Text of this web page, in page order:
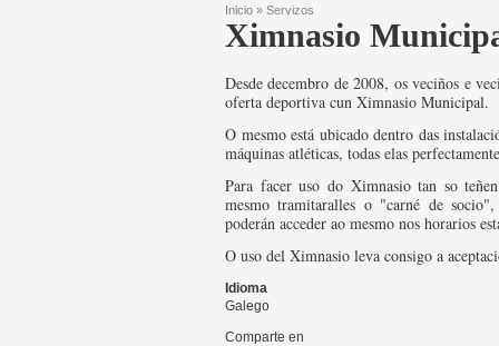
Vostede está aquí
Inicio » Servizos
Ximnasio
Desde decembro de 2008, os veciños e
oferta deportiva cun Ximnasio Municipal.
O mesmo está ubicado dentro das
máquinas atléticas, todas elas
Para facer uso do Ximnasio tan so
mesmo tramitaralles o "carné de
poderán acceder ao mesmo nos horarios
O uso del Ximnasio leva consigo a
Idioma
Galego
Comparte en